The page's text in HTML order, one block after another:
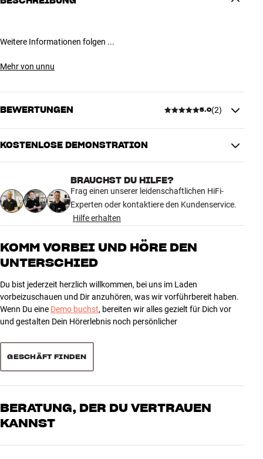
Weitere Informationen folgen ...
Mehr von unnu
BEWERTUNGEN 5.0(2)
5.0
2 anzeigen
5 2
4
3
1 0
KOSTENLOSE DEMONSTRATION
BRAUCHST DU HILFE?
Frag einen unserer leidenschaftlichen HiFi-
Experten oder kontaktiere den Kundenservice.
Hilfe erhalten
KOMM VORBEI UND HÖRE DEN
UNTERSCHIED
Du bist jederzeit herzlich willkommen, bei uns im Laden
vorbeizuschauen und Dir anzuhören, was wir vorführbereit haben.
Wenn Du eine Demo buchst, bereiten wir alles gezielt für Dich vor
und gestalten Dein Hörerlebnis noch persönlicher
GESCHÄFT FINDEN
BERATUNG, DER DU VERTRAUEN
KANNST
Unsere Mitarbeiter sind echte Enthusiasten, die unsere Produkte